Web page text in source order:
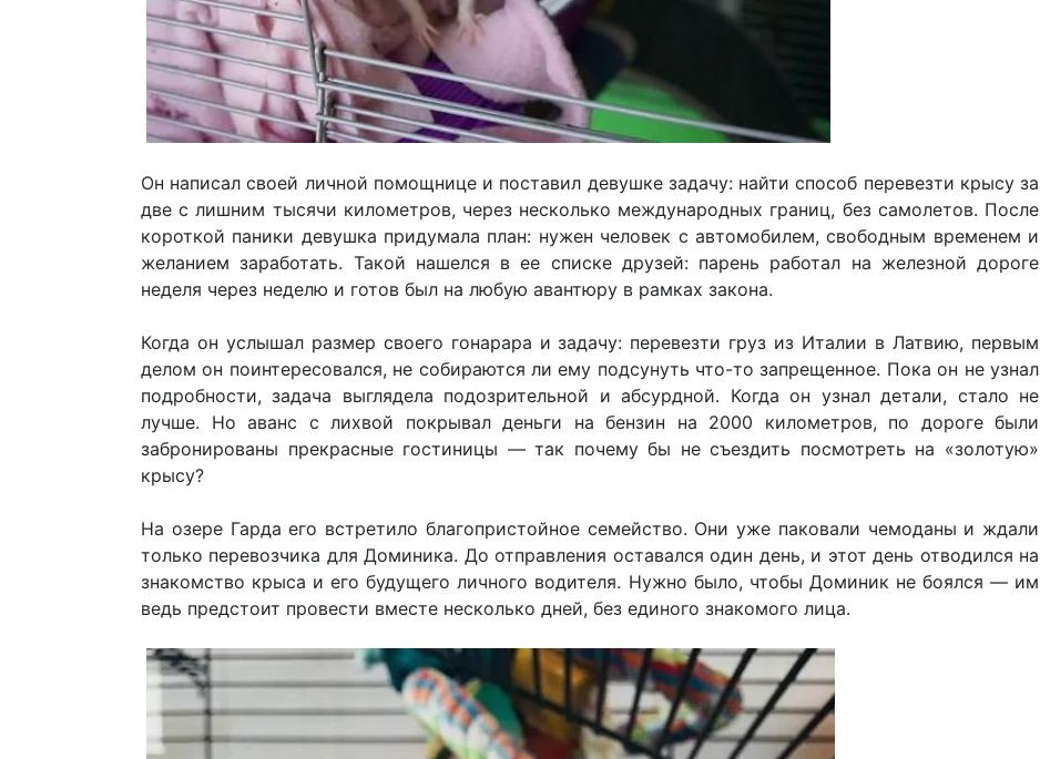
Он написал своей личной помощнице и поставил девушке задачу: найти способ перевезти крысу за
две с лишним тысячи километров, через несколько международных границ, без самолетов. После
короткой паники девушка придумала план: нужен человек с автомобилем, свободным временем и
желанием заработать. Такой нашелся в ее списке друзей: парень работал на железной дороге
неделя через неделю и готов был на любую авантюру в рамках закона.
Когда он услышал размер своего гонарара и задачу: перевезти груз из Италии в Латвию, первым
делом он поинтересовался, не собираются ли ему подсунуть что-то запрещенное. Пока он не узнал
подробности, задача выглядела подозрительной и абсурдной. Когда он узнал детали, стало не
лучше. Но аванс с лихвой покрывал деньги на бензин на 2000 километров, по дороге были
забронированы прекрасные гостиницы — так почему бы не съездить посмотреть на «золотую»
крысу?
На озере Гарда его встретило благопристойное семейство. Они уже паковали чемоданы и ждали
только перевозчика для Доминика. До отправления оставался один день, и этот день отводился на
знакомство крыса и его будущего личного водителя. Нужно было, чтобы Доминик не боялся — им
ведь предстоит провести вместе несколько дней, без единого знакомого лица.